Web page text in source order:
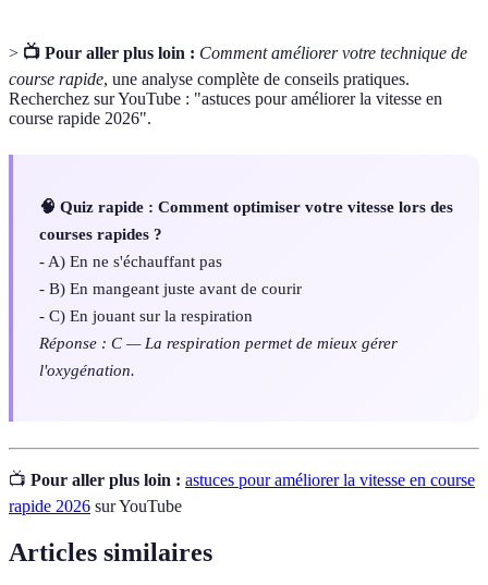
> 📺 Pour aller plus loin : Comment améliorer votre technique de
course rapide, une analyse complète de conseils pratiques.
Recherchez sur YouTube : "astuces pour améliorer la vitesse en
course rapide 2026".
🧠 Quiz rapide : Comment optimiser votre vitesse lors des
courses rapides ?
- A) En ne s'échauffant pas
- B) En mangeant juste avant de courir
- C) En jouant sur la respiration
Réponse : C — La respiration permet de mieux gérer
l'oxygénation.
📺 Pour aller plus loin : astuces pour améliorer la vitesse en course
rapide 2026 sur YouTube
Articles similaires